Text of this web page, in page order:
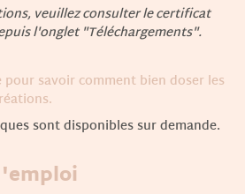
veuillez consulter le certificat
l'onglet "Téléchargements".
savoir comment bien doser les
sont disponibles sur demande.